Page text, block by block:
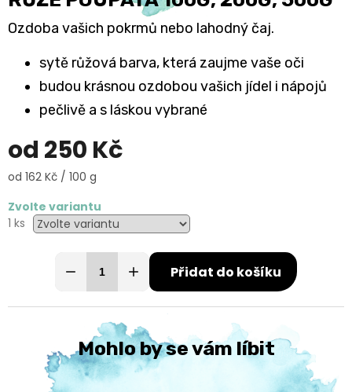
Ozdoba vašich pokrmů nebo lahodný čaj.
sytě růžová barva, která zaujme vaše oči
budou krásnou ozdobou vašich jídel i nápojů
pečlivě a s láskou vybrané
od 250 Kč
Měrná
od 162 Kč / 100 g
Zvolte variantu
1 ks
Přidat do košíku
Mohlo by se vám líbit